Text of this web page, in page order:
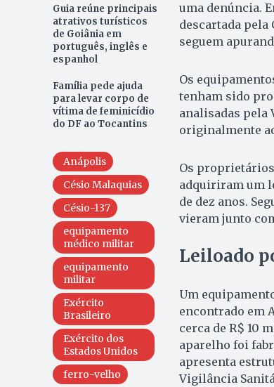
Guia reúne principais
atrativos turísticos
de Goiânia em
português, inglês e
espanhol
Família pede ajuda
para levar corpo de
vítima de feminicídio
do DF ao Tocantins
Anápolis
Césio Malaquias
Césio-137
equipamento
médico militar
equipamento
militar
Exército
Brasileiro
Exército dos
Estados Unidos
ferro-velho
uma denúncia.
descartada pela
seguem
Os
tenham sido
analisadas pela
originalmente
Os
adquiriram um
de dez anos.
vieram junto
Leiloado
Um
encontrado em
cerca de R$ 10
aparelho foi
apresenta
Vigilância